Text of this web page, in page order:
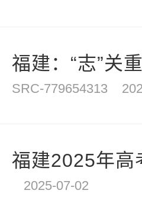
福建：“志”关
SRC-779654313
福建2025年高
2025-07-02